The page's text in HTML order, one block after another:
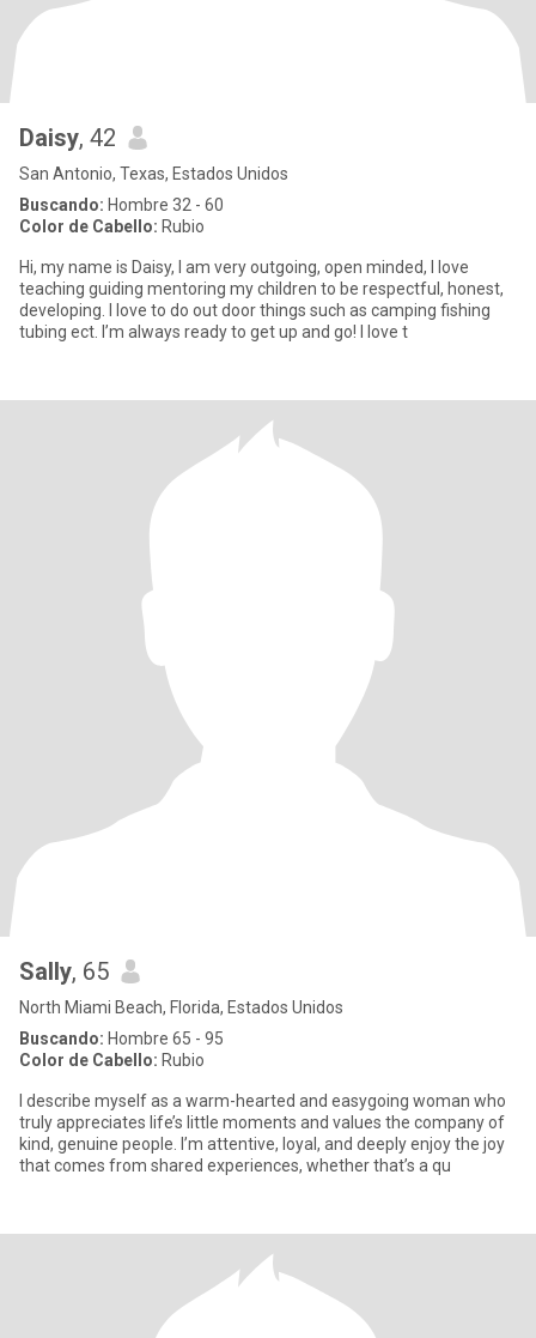
Daisy, 42
San Antonio, Texas, Estados Unidos
Buscando: Hombre 32 - 60
Color de Cabello: Rubio
Hi, my name is Daisy, I am very outgoing, open minded, I love
teaching guiding mentoring my children to be respectful, honest,
developing. I love to do out door things such as camping fishing
tubing ect. I’m always ready to get up and go! I love t
Sally, 65
North Miami Beach, Florida, Estados Unidos
Buscando: Hombre 65 - 95
Color de Cabello: Rubio
I describe myself as a warm-hearted and easygoing woman who
truly appreciates life’s little moments and values the company of
kind, genuine people. I’m attentive, loyal, and deeply enjoy the joy
that comes from shared experiences, whether that’s a qu